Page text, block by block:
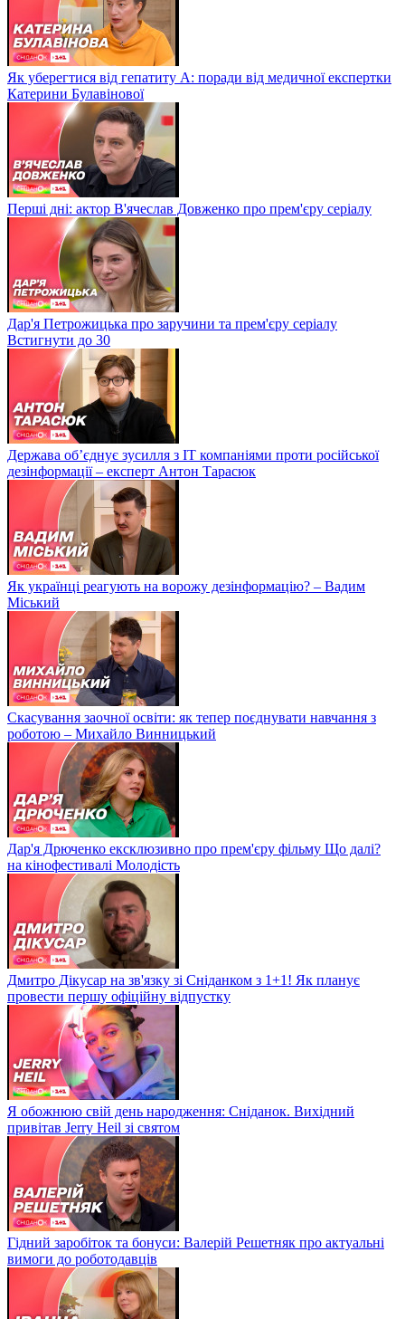
Як уберегтися від гепатиту А: поради від медичної експертки
Катерини Булавінової
Перші дні: актор В'ячеслав Довженко про прем'єру серіалу
Дар'я Петрожицька про заручини та прем'єру серіалу
Встигнути до 30
Держава об’єднує зусилля з ІТ компаніями проти російської
дезінформації – експерт Антон Тарасюк
Як українці реагують на ворожу дезінформацію? – Вадим
Міський
Скасування заочної освіти: як тепер поєднувати навчання з
роботою – Михайло Винницький
Дар'я Дрюченко ексклюзивно про прем'єру фільму Що далі?
на кінофестивалі Молодість
Дмитро Дікусар на зв'язку зі Сніданком з 1+1! Як планує
провести першу офіційну відпустку
Я обожнюю свій день народження: Сніданок. Вихідний
привітав Jerry Heil зі святом
Гідний заробіток та бонуси: Валерій Решетняк про актуальні
вимоги до роботодавців